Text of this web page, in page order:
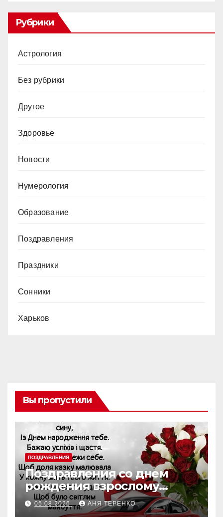
Рубрики
Астрология
Без рубрики
Другое
Здоровье
Новости
Нумерология
Образование
Поздравления
Праздники
Сонники
Харьков
Вы пропустили
ПОЗДРАВЛЕНИЯ
Поздравления со днем
рождения взрослому
крестнику
05.08.2026 АНЯ ТЕРЕНКО